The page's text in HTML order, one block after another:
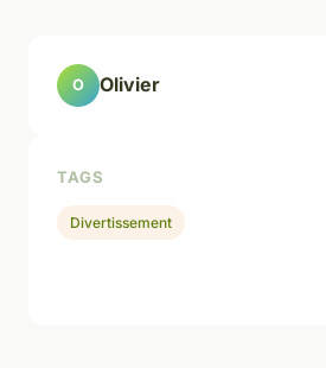
O Olivier
TAGS
Divertissement